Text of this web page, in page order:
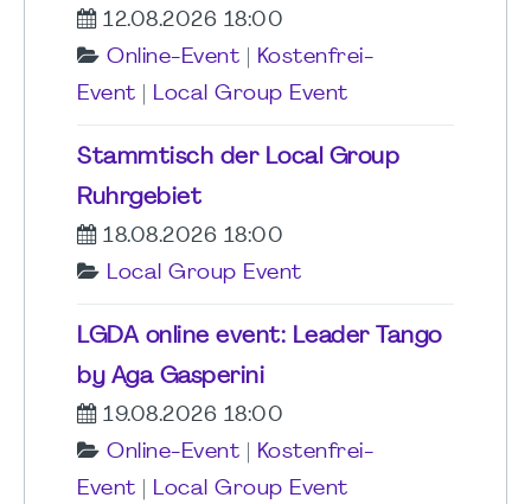
12.08.2026 18:00
Online-Event
Kostenfrei-
Event
Local Group Event
Stammtisch der Local Group
Ruhrgebiet
18.08.2026 18:00
Local Group Event
LGDA online event: Leader Tango
by Aga Gasperini
19.08.2026 18:00
Online-Event
Kostenfrei-
Event
Local Group Event